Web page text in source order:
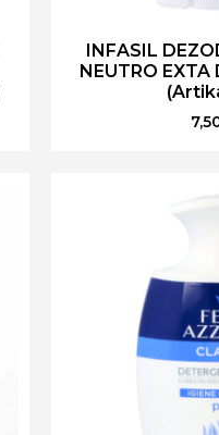
INFASIL
NEUTRO EXTA